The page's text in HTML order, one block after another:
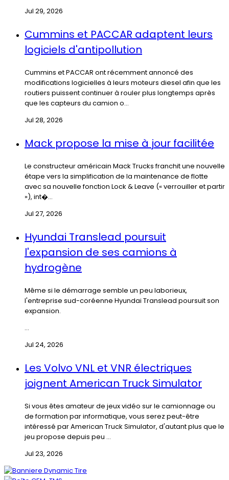
Jul 29, 2026
Cummins et PACCAR adaptent leurs
logiciels d'antipollution
Cummins et PACCAR ont récemment annoncé des
modifications logicielles à leurs moteurs diesel afin que les
routiers puissent continuer à rouler plus longtemps après
que les capteurs du camion o...
Jul 28, 2026
Mack propose la mise à jour facilitée
Le constructeur américain Mack Trucks franchit une nouvelle
étape vers la simplification de la maintenance de flotte
avec sa nouvelle fonction Lock & Leave (« verrouiller et partir
»), int�...
Jul 27, 2026
Hyundai Translead poursuit
l'expansion de ses camions à
hydrogène
Même si le démarrage semble un peu laborieux,
l'entreprise sud-coréenne Hyundai Translead poursuit son
expansion.
...
Jul 24, 2026
Les Volvo VNL et VNR électriques
joignent American Truck Simulator
Si vous êtes amateur de jeux vidéo sur le camionnage ou
de formation par informatique, vous serez peut-être
intéressé par American Truck Simulator, d'autant plus que le
jeu propose depuis peu ...
Jul 23, 2026